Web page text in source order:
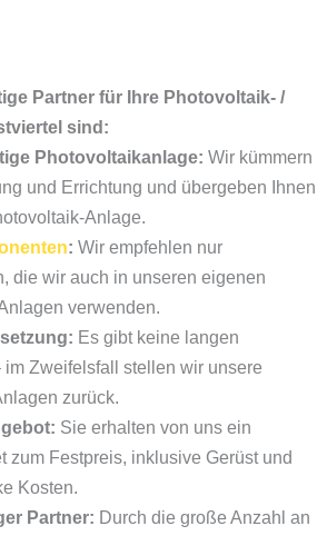
Partner für Ihre Photovoltaik- /
sind:
Photovoltaikanlage: Wir kümmern
und Errichtung und übergeben Ihnen
Anlage.
: Wir empfehlen nur
die wir auch in unseren eigenen
verwenden.
Es gibt keine langen
im Zweifelsfall stellen wir unsere
zurück.
Sie erhalten von uns ein
zum Festpreis, inklusive Gerüst und
Kosten.
Partner: Durch die große Anzahl an